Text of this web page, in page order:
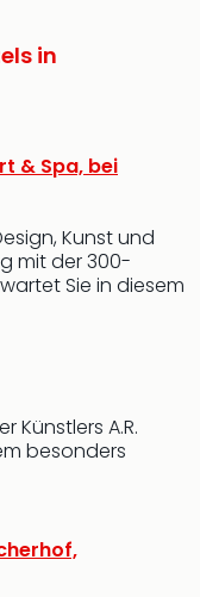
in
& Spa, bei
Kunst und
mit der 300-
Sie in diesem
Künstlers A.R.
besonders